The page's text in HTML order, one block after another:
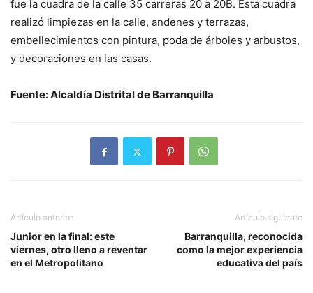
fue la cuadra de la calle 35 carreras 20 a 20B. Esta cuadra
realizó limpiezas en la calle, andenes y terrazas,
embellecimientos con pintura, poda de árboles y arbustos,
y decoraciones en las casas.
Fuente: Alcaldía Distrital de Barranquilla
Artículo anterior
Junior en la final: este
viernes, otro lleno a reventar
en el Metropolitano
Artículo siguiente
Barranquilla, reconocida
como la mejor experiencia
educativa del país